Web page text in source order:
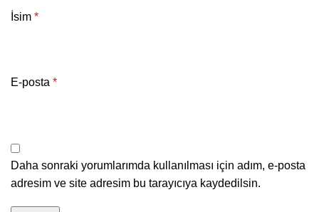
İsim *
E-posta *
Daha sonraki yorumlarımda kullanılması için adım, e-posta
adresim ve site adresim bu tarayıcıya kaydedilsin.